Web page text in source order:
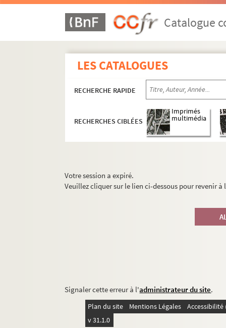
Catalogue
LES CATALOGUES
RECHERCHE RAPIDE
RECHERCHES CIBLÉES
Imprimés
multimédia
Votre session a expiré.
Veuillez cliquer sur le lien ci-dessous pour revenir
Signaler cette erreur à l'administrateur du site.
Plan du site Mentions Légales
v 31.1.0